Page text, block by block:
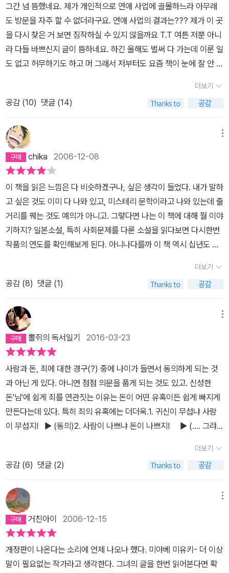
그간 넘 뜸했네요. 제가 개인적으로 연애 사업에 골몰하느라 아무래
도 방문을 자주 할 수 없더라구요. 연애 사업의 결과는??? 제가 이 곳
을 다시 찾은 거 보면 짐작하실 수 있지 않을까요 T.T 여튼 저뿐 아니
라 다들 바쁘신지 글이 뜸하네요. 하긴 올해도 벌써 다 가는데 이룬 일
도 없고 허무하기도 하고 머 그래서 저부터도 요즘 책이 눈에 잘 안 들
인생을 훔친 여자>입니다. 명성을 익히 들은 책이라 기대했는데 과연
명불허전입니다. 일전에 영국의 여성 작가들이 뛰어나다고 했는데 일
본 여성 작가들도 못지 않네요. 미야베 미유키, 히가시노 게이고, 기리
노 나츠오, 다카무라 카오루...전부 나름의 기품과 특색을 갖춘 거장급
의 작가들입니다.<화차>는 부상을 당해 휴직중에 있는 혼마 형사에
게 그의 처조카가 찾아와 자신의 약혼녀를 찾아 달라고 부탁하면서
시작합니다. 평범한 실종 사건이겠거니 했지만 역시나 사건은 미궁에
빠지고...한 여자의 실종이라는 어찌 보면 평범한 사건의 조사에서 속
속 드러나는 사실들은 자못 충격적이고, 또한 담배가 절로 생각날만
큼 우울하고 애절합니다. 이 작품은 거대 자본주의에 매몰된 현대 사
회의 여러 병폐들을 정면으로 다루고 있습니다. 특히 무엇보다 집중
하고 있는 건 크레디트 카드를 이용한 손쉬운 대출과 대출금을 막지
못해 젊은 나이에 나락으로 떨어지고 마는 가련한 젊은이들의 이야기
입니다. 이건 그리 먼 나라 이야기가 아닙니다. 바로 얼마전까지만 해
전에 이르렀지 않습니까? 그런 면에서 이 책은 한국의 독자들에게도
시사하는 바가 굉장히 큽니다. 그런데 한 가지 인상적인 것은 이 책이
1993년에 나왔다는 겁니다. 우리 나라가 크레디트 카드로 인한 경제
위기를 맞은 것이 얼추 2000년 넘어서이니 한국과 일본의 경제는 얼
핏 잡아서 한 10년쯤 벌어져 있는 것 같다는 생각이 들었습니다...이
건 그냥 문외한의 개인적 생각입니다...^^;;;공히 일본 추리 소설의 전
통이라 할 사회파 추리 소설의 정신을 오늘에 되살려 작가는 그 어느
작품보다 예리하게 자본주의의 본질에 접근합니다.특히 혼마 형사가
수사하면서 만나는 변호사는 크레디트 카드와 금융사들의 실체를 적
습니다. 그렇다고 이 작품이 사회 병리 폭로에만 그치는 딱딱한 작품
은 물론 아닙니다. 안개 속을 걷는 것처럼 단서없는 실종 사건을 수사
하는 과정은 일급 추리물로 손색이 없습니다. 등장하는 인물 하나 하
나 개성이 넘치고, 심리 묘사도 완벽에 가깝습니다. 미야베 미유키라
는 작가의 작품을 단 한편 읽어 봤지만 그녀의 실력은 정말 대단합니
다. 자신이 몸담고 있는 사회의 구조적인 모순을 본능적으로 파악하
는 소설가다운 눈을 지니고 있습니다. 진지한 이야기를 재미있게 풀
어 나가 작품 내내 독자의 시선을 분산시키지 않는 필력을 지니고 있
습니다. 정말 한국의 소설가들은 이런 점을 본받아야 해요...무거운 주
더보기
공감 (10) 댓글 (14)
chika 2006-12-08
이 책을 읽은 느낌은 다 비슷하겠구나, 싶은 생각이 들었다. 내가 말하
고 싶은 것도 이미 다 나와 있고, 미스테리 문학이라고 나와 있는데 줄
거리를 꿰는 것도 예의가 아니고. 그렇다면 나는 이 책에 대해 뭘 이야
기하지? 일본소설, 특히 사회문제를 다룬 소설을 읽다보면 다시한번
작품의 연도를 확인해보게 된다. 아니나다를까 이 책 역시 십년도 더
베껴와서 하는 경우가 많아 일본에 대해 조금씩 알게 될수록 우리의
문화에 대해 괜히 생각해보게 되는데, 사회 문제를 다룬 소설은 좀 더
끔찍하게 우리의 사회에 대해 생각해보게 된다.물론 우리가 일본과
똑같이 흘러가지는 않지만 그 붕괴되어가는 모습이 너무나 흡사해 더
심각하게 책을 읽어버리곤 한다. 나는... 그렇다.그리고 내가 미야베
미유키의 작품을 좋아하는 이유가 뭔지 좀 더 뚜렷해졌다. 미야베 미
유키는 이 책에 등장하는 '인생을 훔친 여자'에게만 돌팔매를 던지지
는 않는다. 이상하게 흘러가고 있는 사회구조속에서 과연 그 개인에
게만 손가락질하며 비난할수는 없다,라고 이야기한다. 비현실적인 이
야기에 빠져들어 책을 읽는 중이라고 생각하다가 어느순간 지독한 현
실을 깨닫고 흠칫 놀라게 되는 이유는 그런것일거다.소비가 미덕인
듯 소비를 조장하는 사회, 폼나고 멋있게 사는 것이 최고인 듯 겉치장
만을 강조하는 사회, 자신의 진짜 콤플렉스가 뭔지 깨닫지도 못하면
서 그걸 감추기 위해 편집증처럼 중독되어가는 사치소비향락 지향의
고 만다. 신용사회라고 하지만 그 신용이라는 것이 허공에 꾸며진 뜬
구름이라는 것을 깨닫게 되었을 땐 이미 늦어버린 때이다.그들을 그
렇게 내몬것은 그 자신일뿐이다, 라고 잘라 말할 수 있는가.아, 내 이
야기가 오히려 더 뜬구름잡기인듯하여 말을 줄여야겠다.화차는 끝에
풀려나온 끈을 잡고 뒤따르다보면 금새 풀려나온 끈의 실마리를 붙잡
고 끝을 발견하게 될 듯 하면서도 끊임없이 새로운 연결끈을 내보내
더보기
공감 (8) 댓글 (1)
뽈쥐의 독서일기 2016-03-23
사람과 돈, 죄에 대한 경구(?) 중에 나이가 들면서 동의하게 되는 것
과 아닌 게 있다. 아니면 점점 의문을 품게 되는 것도 있고. 신성한
돈'님'에 쉽게 죄를 연관짓는 이유는 돈이 어떤 유혹이든 쉽게 빠지게
만든다는데 있다. 특히 죄의 유혹에는 더더욱.1. 귀신이 무섭냐 사람
이 무섭지! ▶ (동의)2. 사람이 나쁘냐 돈이 나쁘지! ▶ (.... 그랴
▶ (오 지져스...이건 경험상 불가능에 가까움.)특히 1번인 <귀신이
무섭냐 사람이 무섭지!>를 동의하게 된 순간부터 나는 [어린왕자]를
재밌게 읽게 된 일개 '어른이'일 뿐이다. 지금보면 매우 유치한 [전설
의 고향]의 레전드 편 '내 다리 내놔'를 보며 부들부들떨던 초딩은 이
제 [그것이 알고 싶다]와 [실제상황]을 복습 또 복습하며 인간 불신을
공고히 다지는 어른으로 성장했다.<사람을 미워하지 말고 그의 죄를
미워하라.>는 3번문은 미션 스쿨 다닐 시절부터 이해가 잘 안 되었던
걸로 현재로서는 정말 그게 가능한지 궁금하다. 당연히 종교 지도자
는 저렇게 말을 해야하겠지만 그저 범인인 나에게는 무지 어려운 일
더보기
공감 (6) 댓글 (2)
거친아이 2006-12-15
개정판이 나온다는 소리에 언제 나오나 했다. 미야베 미유키- 더 이상
말이 필요없는 작가라고 생각한다. 그녀의 글을 한번 읽어본다면 확